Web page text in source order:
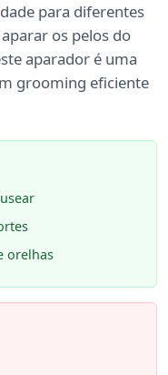
para diferentes
os pelos do
aparador é uma
grooming eficiente
orelhas